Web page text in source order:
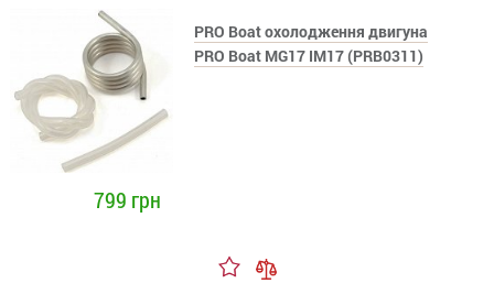
PRO Boat охолодження двигуна
PRO Boat MG17 IM17 (PRB0311)
799 грн